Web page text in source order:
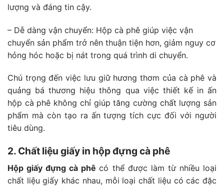
lượng và đáng tin cậy.
– Dễ dàng vận chuyển: Hộp cà phê giúp việc vận
chuyển sản phẩm trở nên thuận tiện hơn, giảm nguy cơ
hỏng hóc hoặc bị nát trong quá trình di chuyển.
Chú trọng đến việc lưu giữ hương thơm của cà phê và
quảng bá thương hiệu thông qua việc thiết kế in ấn
hộp cà phê không chỉ giúp tăng cường chất lượng sản
phẩm mà còn tạo ra ấn tượng tích cực đối với người
tiêu dùng.
2. Chất liệu giấy in hộp đựng cà phê
Hộp giấy đựng cà phêcó thể được làm từ nhiều loại
chất liệu giấy khác nhau, mỗi loại chất liệu có các đặc